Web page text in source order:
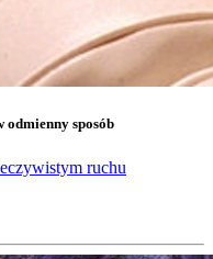
odmienny sposób
ruchu